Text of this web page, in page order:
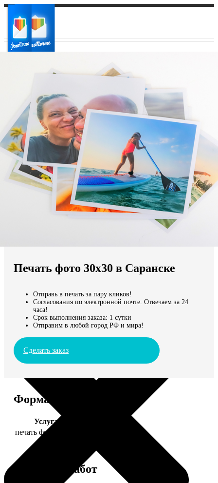
Ваш регион доставки
Выберите из списка:
Мы доставляем по всему миру
Продолжить без города
Печать фото 30х30 в Саранске
Отправь в печать за пару кликов!
Согласования по электронной почте. Отвечаем за 24
часа!
Срок выполнения заказа: 1 сутки
Отправим в любой город РФ и мира!
Сделать заказ
Форматы и цены
Услуга
печать фото 30х30
Примеры работ